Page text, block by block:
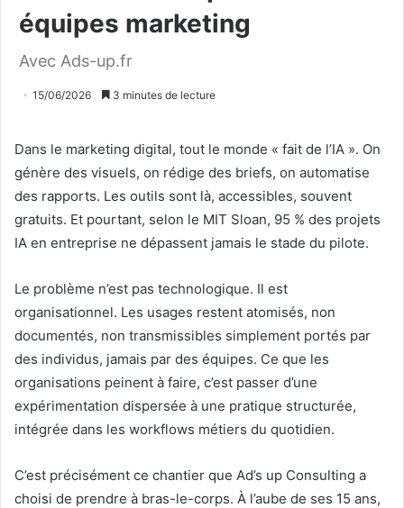
équipes marketing
Avec Ads-up.fr
15/06/2026 3 minutes de lecture
Dans le marketing digital, tout le monde « fait de l’IA ». On
génère des visuels, on rédige des briefs, on automatise
des rapports. Les outils sont là, accessibles, souvent
gratuits. Et pourtant, selon le MIT Sloan, 95 % des projets
IA en entreprise ne dépassent jamais le stade du pilote.
Le problème n’est pas technologique. Il est
organisationnel. Les usages restent atomisés, non
documentés, non transmissibles simplement portés par
des individus, jamais par des équipes. Ce que les
organisations peinent à faire, c’est passer d’une
expérimentation dispersée à une pratique structurée,
intégrée dans les workflows métiers du quotidien.
C’est précisément ce chantier que Ad’s up Consulting a
choisi de prendre à bras-le-corps. À l’aube de ses 15 ans,